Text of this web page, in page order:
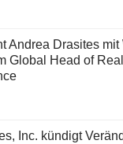
Andrea Drasites
Global Head of
Inc. kündigt